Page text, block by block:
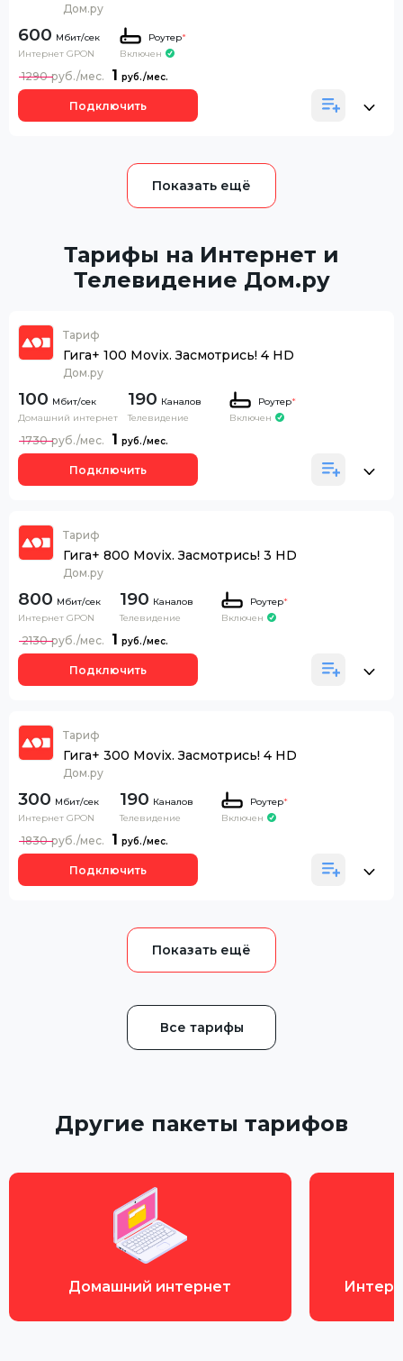
Дом.ру
600
Интернет GPON
Роутер*
Включен
1
1290
Подключить
Тарифы на Интернет и
Телевидение Дом.ру
Тариф
Гига+ 100 Movix. Засмотрись! 4 HD
Дом.ру
100
Домашний интернет
190 Каналов
Телевидение
Роутер*
Включен
1
1730
Подключить
Тариф
Гига+ 800 Movix. Засмотрись! 3 HD
Дом.ру
800
Интернет GPON
190 Каналов
Телевидение
Роутер*
Включен
1
2130
Подключить
Тариф
Гига+ 300 Movix. Засмотрись! 4 HD
Дом.ру
300
Интернет GPON
190 Каналов
Телевидение
Роутер*
Включен
1
1830
Подключить
Все тарифы
Другие пакеты тарифов
Домашний интернет